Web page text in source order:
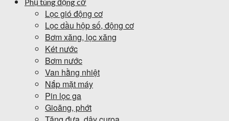
Lọc gió động cơ
Lọc dầu hộp số, động cơ
Bơm xăng, lọc xăng
Két nước
Bơm nước
Van hằng nhiệt
Nắp mặt máy
Pin lọc ga
Gioăng, phớt